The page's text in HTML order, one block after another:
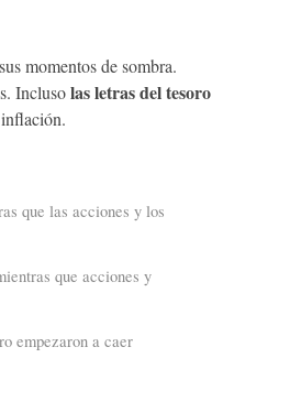
momentos de sombra.
Inclusolas letras del tesoro
que las acciones y los
que acciones y
empezaron a caer